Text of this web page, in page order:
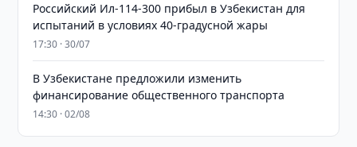
Российский Ил-114-300 прибыл в Узбекистан для
испытаний в условиях 40-градусной жары
17:30 · 30/07
В Узбекистане предложили изменить
финансирование общественного транспорта
14:30 · 02/08